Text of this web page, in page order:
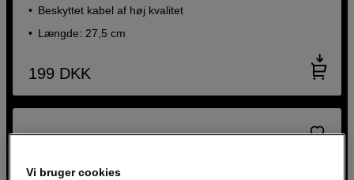
Beskyttet kabel af høj kvalitet
Længde: 27,5 cm
199 DKK
Vi bruger cookies